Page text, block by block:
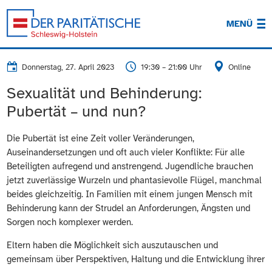
MENÜ
Donnerstag, 27. April 2023 19:30 – 21:00 Uhr Online
Sexualität und Behinderung:
Pubertät – und nun?
Die Pubertät ist eine Zeit voller Veränderungen,
Auseinandersetzungen und oft auch vieler Konflikte: Für alle
Beteiligten aufregend und anstrengend. Jugendliche brauchen
jetzt zuverlässige Wurzeln und phantasievolle Flügel, manchmal
beides gleichzeitig. In Familien mit einem jungen Mensch mit
Behinderung kann der Strudel an Anforderungen, Ängsten und
Sorgen noch komplexer werden.
Eltern haben die Möglichkeit sich auszutauschen und
gemeinsam über Perspektiven, Haltung und die Entwicklung ihrer